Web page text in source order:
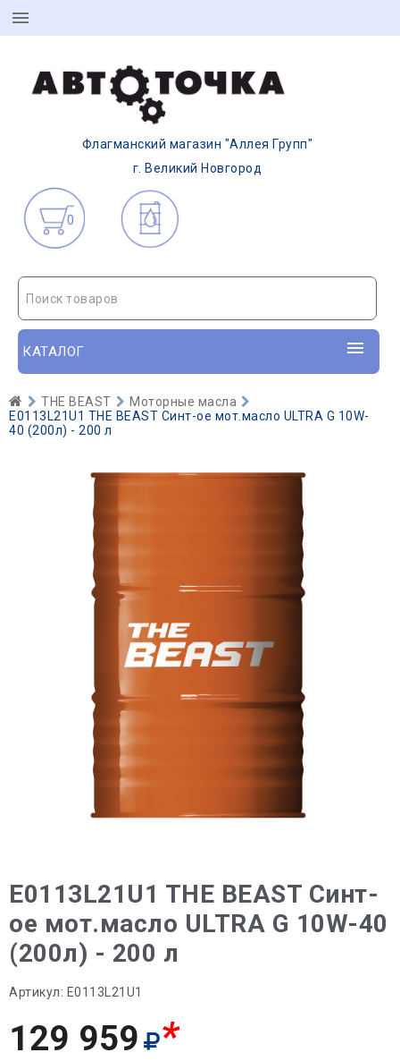
Флагманский магазин "Аллея Групп"
г. Великий Новгород
0
Поиск товаров
КАТАЛОГ
THE BEAST
Моторные масла
E0113L21U1 THE BEAST Синт-ое мот.масло ULTRA G 10W-
40 (200л) - 200 л
E0113L21U1 THE BEAST Синт-
ое мот.масло ULTRA G 10W-40
(200л) - 200 л
Артикул: E0113L21U1
129 959 *